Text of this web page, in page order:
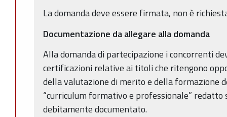
La domanda deve essere firmata, non è
Documentazione da allegare alla domanda
Alla domanda di partecipazione i concorrenti
certificazioni relative ai titoli che ritengono
della valutazione di merito e della formazione
“curriculum formativo e professionale”
debitamente documentato.